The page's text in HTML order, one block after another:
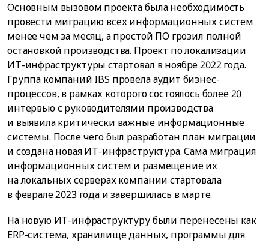
Основным вызовом проекта была необходимость
провести миграцию всех информационных систем
менее чем за месяц, а простой ПО грозил полной
остановкой производства. Проект по локализации
ИТ-инфраструктуры стартовал в ноябре 2022 года.
Группа компаний IBS провела аудит бизнес-
процессов, в рамках которого состоялось более 20
интервью с руководителями производства
и выявила критически важные информационные
системы. После чего был разработан план миграции
и создана новая ИТ-инфраструктура. Сама миграция
информационных систем и размещение их
на локальных серверах компании стартовала
в феврале 2023 года и завершилась в марте.
На новую ИТ-инфраструктуру были перенесены как
ERP-система, хранилище данных, программы для